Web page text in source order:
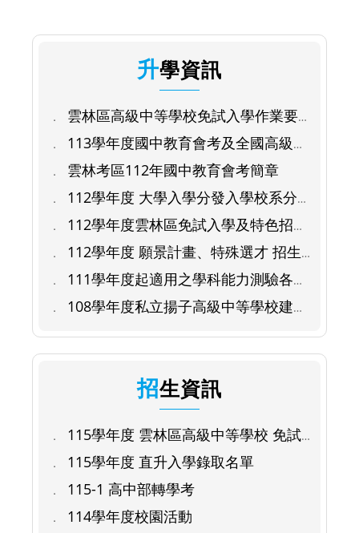
升學資訊
雲林區高級中等學校免試入學作業要
點（1120918修正）
113學年度國中教育會考及全國高級中
等學校與專科學校五年制適性入學重要日
程表
雲林考區112年國中教育會考簡章
112學年度 大學入學分發入學校系分
則 檔案下載
112學年度雲林區免試入學及特色招生
規範112學年度 願景計畫、特殊選才 招生
資訊111學年度起適用之學科能力測驗各考
科參考試卷公告
108學年度私立揚子高級中等學校建置
招生資訊
115學年度 雲林區高級中等學校 免試
入學錄取名單
115學年度 直升入學錄取名單
115-1 高中部轉學考
114學年度校園活動